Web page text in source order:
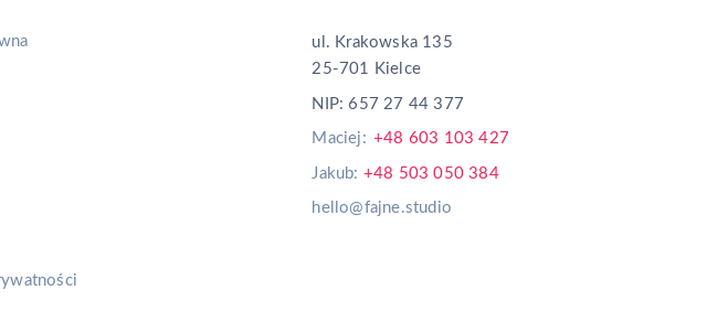
ul. Krakowska 135
25-701 Kielce
NIP: 657 27 44 377
Maciej: +48 603 103 427
Jakub: +48 503 050 384
hello@fajne.studio